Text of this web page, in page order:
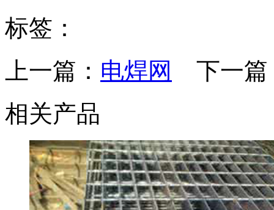
标签：
上一篇： 电焊网
下一篇
相关产品